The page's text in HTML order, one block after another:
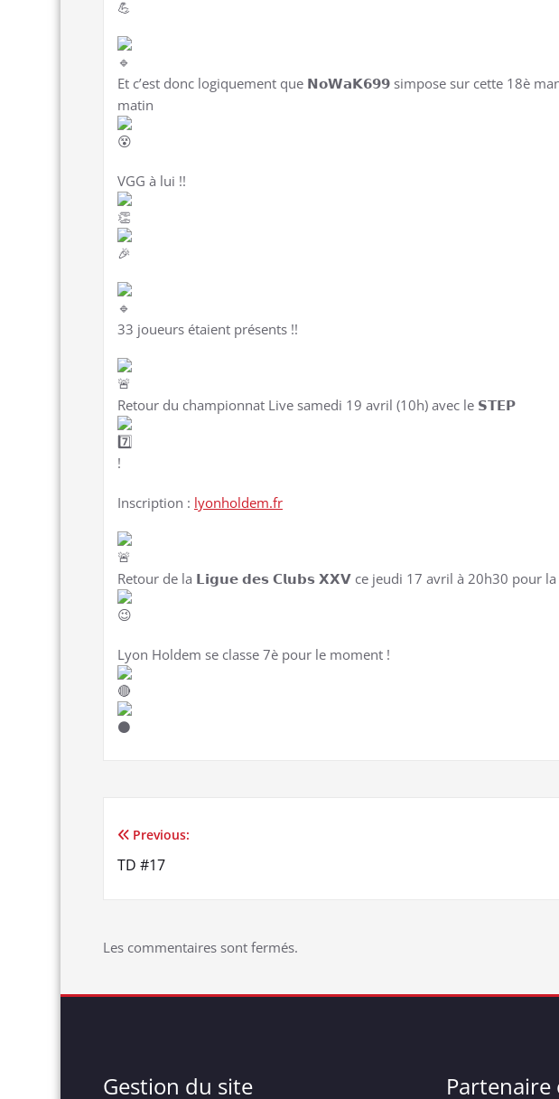
Et c’est donc logiquement que 𝗡𝗼𝗪𝗮𝗞𝟲𝟵𝟵 simpose sur cette 18è
matin
VGG à lui !!
33 joueurs étaient présents !!
Retour du championnat Live samedi 19 avril (10h) avec le 𝗦𝗧𝗘𝗣
!
Inscription : lyonholdem.fr
Retour de la 𝗟𝗶𝗴𝘂𝗲 𝗱𝗲𝘀 𝗖𝗹𝘂𝗯𝘀 𝗫𝗫𝗩 ce jeudi 17 avril à 20h30 pour la
Lyon Holdem se classe 7è pour le moment !
Navigation
Previous:
TD #17
Les commentaires sont fermés.
Gestion du site Partenaire